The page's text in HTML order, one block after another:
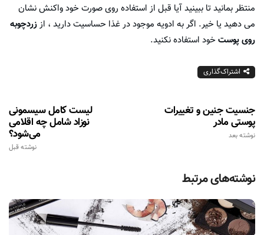
منتظر بمانید تا ببینید آیا قبل از استفاده روی صورت خود واکنش نشان
می دهید یا خیر. اگر به ادویه موجود در غذا حساسیت دارید ، اززردچوبه
روی پوستخود استفاده نکنید.
اشتراک‌گذاری
لیست کامل سیسمونی
نوزاد شامل چه اقلامی
می‌شود؟
نوشته قبل
جنسیت جنین و تغییرات
پوستی مادر
نوشته بعد
نوشته‌های مرتبط